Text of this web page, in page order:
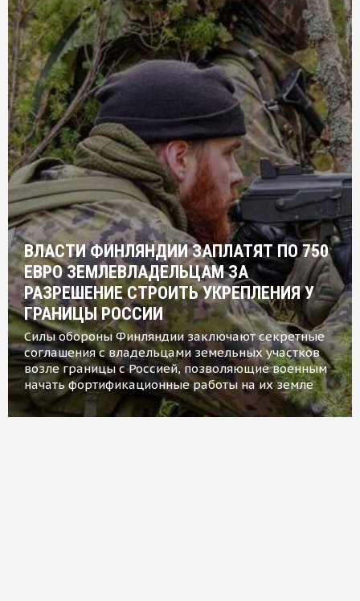
ВЛАСТИ ФИНЛЯНДИИ ЗАПЛАТЯТ ПО 750
ЕВРО ЗЕМЛЕВЛАДЕЛЬЦАМ ЗА
РАЗРЕШЕНИЕ СТРОИТЬ УКРЕПЛЕНИЯ У
ГРАНИЦЫ РОССИИ
Силы обороны Финляндии заключают секретные
соглашения с владельцами земельных участков
возле границы с Россией, позволяющие военным
начать фортификационные работы на их земле